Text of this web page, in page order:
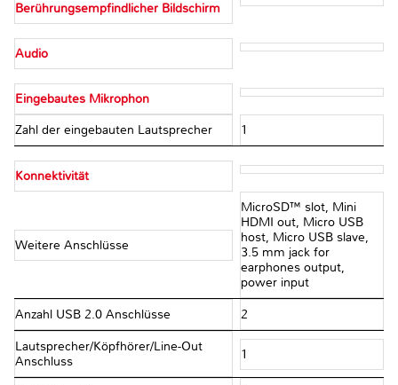
Berührungsempfindlicher Bildschirm
Audio
Eingebautes Mikrophon
Zahl der eingebauten Lautsprecher 1
Konnektivität
Weitere Anschlüsse
MicroSD™ slot, Mini
HDMI out, Micro USB
host, Micro USB slave,
3.5 mm jack for
earphones output,
power input
Anzahl USB 2.0 Anschlüsse 2
Lautsprecher/Köpfhörer/Line-Out
Anschluss
1